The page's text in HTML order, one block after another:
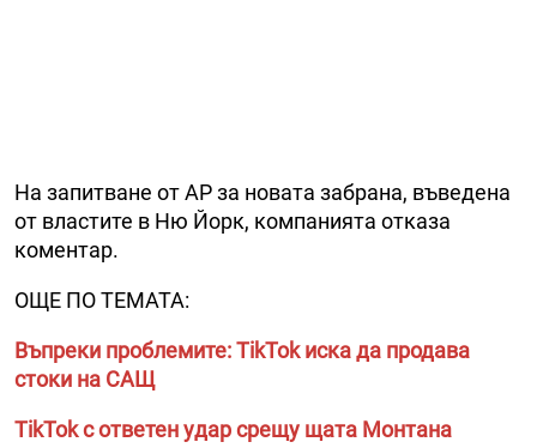
На запитване от AP за новата забрана, въведена
от властите в Ню Йорк, компанията отказа
коментар.
ОЩЕ ПО ТЕМАТА:
Въпреки проблемите: TikTok иска да продава
стоки на САЩ
TikTok с ответен удар срещу щата Монтана